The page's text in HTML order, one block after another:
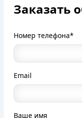
Заказать
Номер телефона*
Email
Ваше имя